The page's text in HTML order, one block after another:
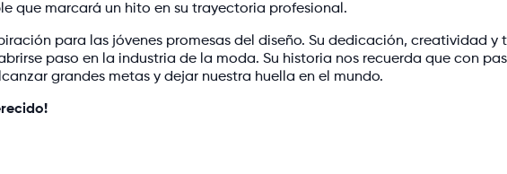
que marcará un hito en su trayectoria profesional.
para las jóvenes promesas del diseño. Su dedicación, creatividad y
paso en la industria de la moda. Su historia nos recuerda que con
grandes metas y dejar nuestra huella en el mundo.